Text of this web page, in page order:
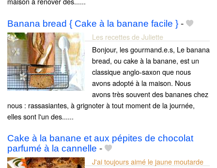
Banana bread { Cake à la banane facile } -
Les recettes de Juliette
Bonjour, les gourmand.e.s, Le banana
bread, ou cake à la banane, est un
classique anglo-saxon que nous
avons adopté à la maison. Nous
avons très souvent des bananes chez
nous : rassasiantes, à grignoter à tout moment de la journée,
elles sont l'un des......
Cake à la banane et aux pépites de chocolat
parfumé à la cannelle -
J'ai toujours aimé le jaune moutarde